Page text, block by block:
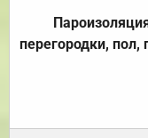
перегородки, пол,